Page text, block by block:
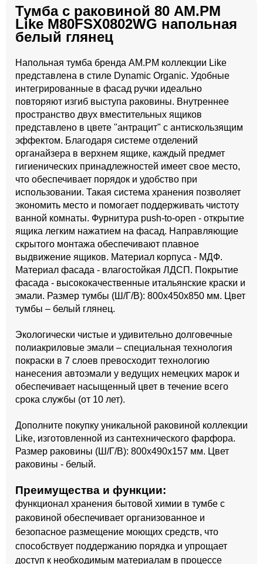
Тумба с раковиной 80 AM.PM
Like M80FSX0802WG напольная
белый глянец
Напольная тумба бренда AM.PM коллекции Like
представлена в стиле Dynamic Organic. Удобные
интегрированные в фасад ручки идеально
повторяют изгиб выступа раковины. Внутреннее
пространство двух вместительных ящиков
представлено в цвете "антрацит" с антискользящим
эффектом. Благодаря системе отделений
органайзера в верхнем ящике, каждый предмет
гигиенических принадлежностей имеет свое место,
что обеспечивает порядок и удобство при
использовании. Такая система хранения позволяет
экономить место и помогает поддерживать чистоту
ванной комнаты. Фурнитура push-to-open - открытие
ящика легким нажатием на фасад. Направляющие
скрытого монтажа обеспечивают плавное
выдвижение ящиков. Материал корпуса - МДФ.
Материал фасада - влагостойкая ЛДСП. Покрытие
фасада - высококачественные итальянские краски и
эмали. Размер тумбы (Ш/Г/В): 800x450x850 мм. Цвет
тумбы – белый глянец.
Экологически чистые и удивительно долговечные
полиакриловые эмали – специальная технология
покраски в 7 слоев превосходит технологию
нанесения автоэмали у ведущих немецких марок и
обеспечивает насыщенный цвет в течение всего
срока службы (от 10 лет).
Дополните покупку уникальной раковиной коллекции
Like, изготовленной из сантехнического фарфора.
Размер раковины (Ш/Г/В): 800x490x157 мм. Цвет
раковины - белый.
Преимущества и функции:
функционал хранения бытовой химии в тумбе с
раковиной обеспечивает организованное и
безопасное размещение моющих средств, что
способствует поддержанию порядка и упрощает
доступ к необходимым материалам в процессе